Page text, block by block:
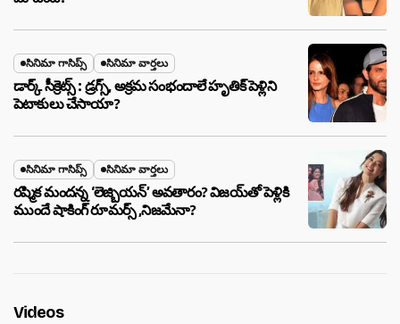
సినిమా గాసిప్స్ సినిమా వార్తలు
డార్క్ సీక్రెట్స్ : డ్రగ్స్, అక్రమ సంభందాలే హృతిక్ పెళ్లిని
పెటాకులు చేసాయా?
సినిమా గాసిప్స్ సినిమా వార్తలు
రష్మిక మందన్న ‘లెజ్బియన్’ అవతారం? విజయ్‌తో పెళ్లికి
ముందే షాకింగ్ రూమర్స్ ,నిజమేనా?
Videos